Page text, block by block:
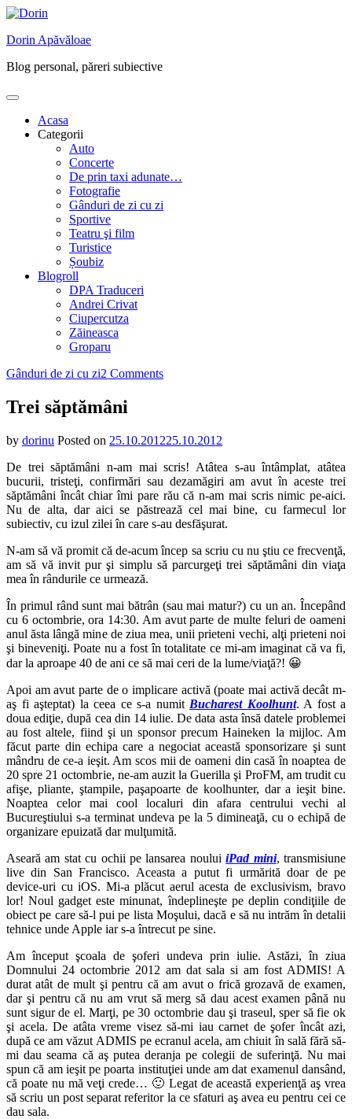
Skip
content
Dorin Apăvăloae
Blog personal, păreri subiective
Acasa
Categorii
Auto
Concerte
De prin taxi adunate…
Fotografie
Gânduri de zi cu zi
Sportive
Teatru şi film
Turistice
Șoubiz
Blogroll
DPA Traduceri
Andrei Crivat
Ciupercutza
Zăineasca
Groparu
Gânduri de zi cu zi2 Commentson
Trei săptămâni
by dorinu Posted on 25.10.201225.10.2012
De trei săptămâni n-am mai scris! Atâtea s-au întâmplat, atâtea
bucurii, tristeţi, confirmări sau dezamăgiri am avut în aceste trei
săptămâni încât chiar îmi pare rău că n-am mai scris nimic pe-aici.
Nu de alta, dar aici se păstrează cel mai bine, cu farmecul lor
subiectiv, cu izul zilei în care s-au desfăşurat.
N-am să vă promit că de-acum încep sa scriu cu nu ştiu ce frecvenţă,
am să vă invit pur şi simplu să parcurgeţi trei săptămâni din viaţa
mea în rândurile ce urmează.
În primul rând sunt mai bătrân (sau mai matur?) cu un an. Începând
cu 6 octombrie, ora 14:30. Am avut parte de multe feluri de oameni
anul ăsta lângă mine de ziua mea, unii prieteni vechi, alţi prieteni noi
şi bineveniţi. Poate nu a fost în totalitate ce mi-am imaginat că va fi,
dar la aproape 40 de ani ce să mai ceri de la lume/viaţă?! 😀
Apoi am avut parte de o implicare activă (poate mai activă decât m-
aş fi aşteptat) la ceea ce s-a numit Bucharest Koolhunt. A fost a
doua ediţie, după cea din 14 iulie. De data asta însă datele problemei
au fost altele, fiind şi un sponsor precum Haineken la mijloc. Am
făcut parte din echipa care a negociat această sponsorizare şi sunt
mândru de ce-a ieşit. Am scos mii de oameni din casă în noaptea de
20 spre 21 octombrie, ne-am auzit la Guerilla şi ProFM, am trudit cu
afişe, pliante, ştampile, paşapoarte de koolhunter, dar a ieşit bine.
Noaptea celor mai cool localuri din afara centrului vechi al
Bucureştiului s-a terminat undeva pe la 5 dimineaţă, cu o echipă de
organizare epuizată dar mulţumită.
Aseară am stat cu ochii pe lansarea nouluiiPad mini, transmisiune
live din San Francisco. Aceasta a putut fi urmărită doar de pe
device-uri cu iOS. Mi-a plăcut aerul acesta de exclusivism, bravo
lor! Noul gadget este minunat, îndeplineşte pe deplin condiţiile de
obiect pe care să-l pui pe lista Moşului, dacă e să nu intrăm în detalii
tehnice unde Apple iar s-a întrecut pe sine.
Am început şcoala de şoferi undeva prin iulie. Astăzi, în ziua
Domnului 24 octombrie 2012 am dat sala si am fost ADMIS! A
durat atât de mult şi pentru că am avut o frică grozavă de examen,
dar şi pentru că nu am vrut să merg să dau acest examen până nu
sunt sigur de el. Marţi, pe 30 octombrie dau şi traseul, sper să fie ok
şi acela. De atâta vreme visez să-mi iau carnet de şofer încât azi,
după ce am văzut ADMIS pe ecranul acela, am chiuit în sală fără să-
mi dau seama că aş putea deranja pe colegii de suferinţă. Nu mai
spun că am ieşit pe poarta instituţiei unde am dat examenul dansând,
că poate nu mă veţi crede… 🙂 Legat de această experienţă aş vrea
să scriu un post separat referitor la ce sfaturi aş avea eu pentru cei ce
dau sala.